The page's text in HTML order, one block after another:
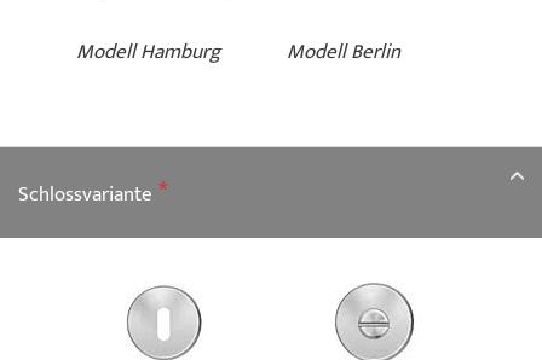
Modell Hamburg Modell Berlin
Schlossvariante